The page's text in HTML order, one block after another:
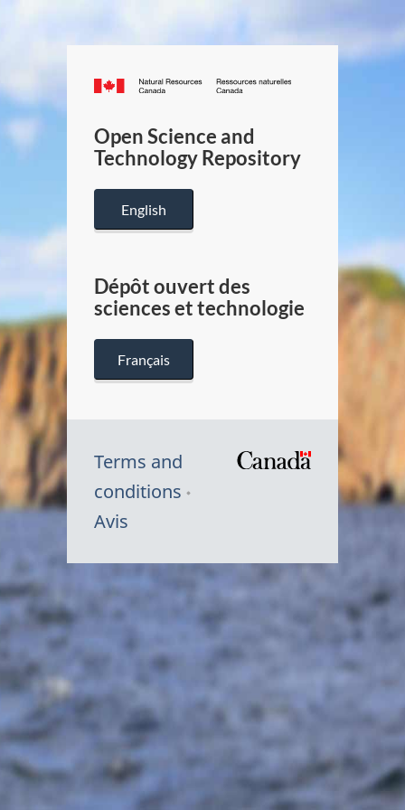
Canada.ca
/
Canada
Open Science and
Technology Repository
English
Dépôt ouvert des
sciences et technologie
Français
Terms and
conditions
Avis
Symbole
Canada